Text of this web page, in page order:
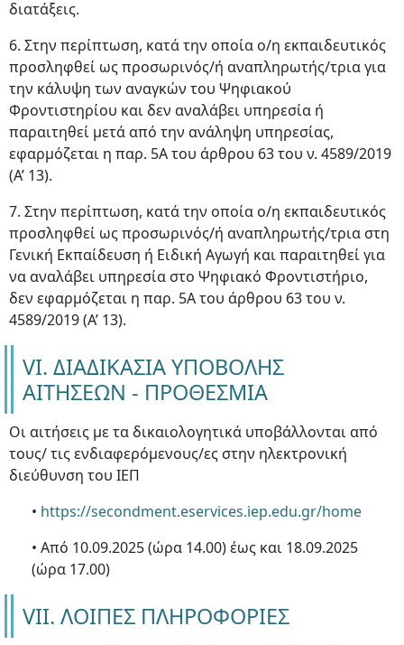
διατάξεις.
6. Στην περίπτωση, κατά την οποία ο/η εκπαιδευτικός
προσληφθεί ως προσωρινός/ή αναπληρωτής/τρια για
την κάλυψη των αναγκών του Ψηφιακού
Φροντιστηρίου και δεν αναλάβει υπηρεσία ή
παραιτηθεί μετά από την ανάληψη υπηρεσίας,
εφαρμόζεται η παρ. 5Α του άρθρου 63 του ν. 4589/2019
(Α’ 13).
7. Στην περίπτωση, κατά την οποία ο/η εκπαιδευτικός
προσληφθεί ως προσωρινός/ή αναπληρωτής/τρια στη
Γενική Εκπαίδευση ή Ειδική Αγωγή και παραιτηθεί για
να αναλάβει υπηρεσία στο Ψηφιακό Φροντιστήριο,
δεν εφαρμόζεται η παρ. 5Α του άρθρου 63 του ν.
4589/2019 (Α’ 13).
VI. ΔΙΑΔΙΚΑΣΙΑ ΥΠΟΒΟΛΗΣ
ΑΙΤΗΣΕΩΝ - ΠΡΟΘΕΣΜΙΑ
Οι αιτήσεις με τα δικαιολογητικά υποβάλλονται από
τους/ τις ενδιαφερόμενους/ες στην ηλεκτρονική
διεύθυνση του ΙΕΠ
• https://secondment.eservices.iep.edu.gr/home
• Από 10.09.2025 (ώρα 14.00) έως και 18.09.2025
(ώρα 17.00)
VII. ΛΟΙΠΕΣ ΠΛΗΡΟΦΟΡΙΕΣ